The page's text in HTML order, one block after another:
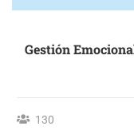
Gestión
130